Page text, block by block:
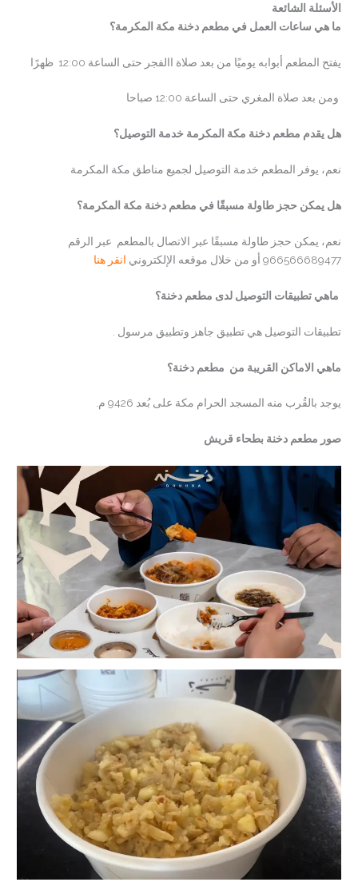
الأسئلة الشائعة
ما هي ساعات العمل في مطعم دخنة مكة المكرمة؟
يفتح المطعم أبوابه يوميًا من بعد صلاة االفجر حتى الساعة 12:00 ظهرًا
ومن بعد صلاة المغري حتى الساعة 12:00 صباحا
هل يقدم مطعم دخنة مكة المكرمة خدمة التوصيل؟
نعم، يوفر المطعم خدمة التوصيل لجميع مناطق مكة المكرمة
هل يمكن حجز طاولة مسبقًا في مطعم دخنة مكة المكرمة؟
نعم، يمكن حجز طاولة مسبقًا عبر الاتصال بالمطعم عبر الرقم
966566689477 أو من خلال موقعه الإلكتروني
انقر هنا
ماهي تطبيقات التوصيل لدى مطعم دخنة؟
تطبيقات التوصيل هي تطبيق جاهز وتطبيق مرسول .
ماهي الاماكن القريبة من مطعم دخنة؟
يوجد بالقُرب منه المسجد الحرام مكة على بُعد 9426 م.
صور مطعم دخنة بطحاء قريش